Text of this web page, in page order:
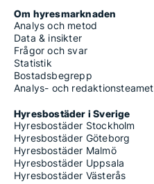
Om hyresmarknaden
Analys och metod
Data & insikter
Frågor och svar
Statistik
Bostadsbegrepp
Analys- och redaktionsteamet
Hyresbostäder i Sverige
Hyresbostäder Stockholm
Hyresbostäder Göteborg
Hyresbostäder Malmö
Hyresbostäder Uppsala
Hyresbostäder Västerås